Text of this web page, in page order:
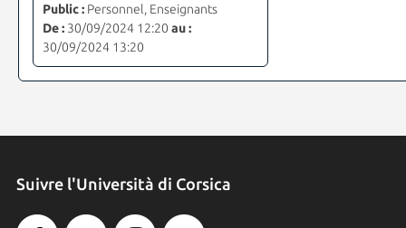
Public :Personnel, Enseignants
De :30/09/2024 12:20 au :
30/09/2024 13:20
Suivre l'Università di Corsica